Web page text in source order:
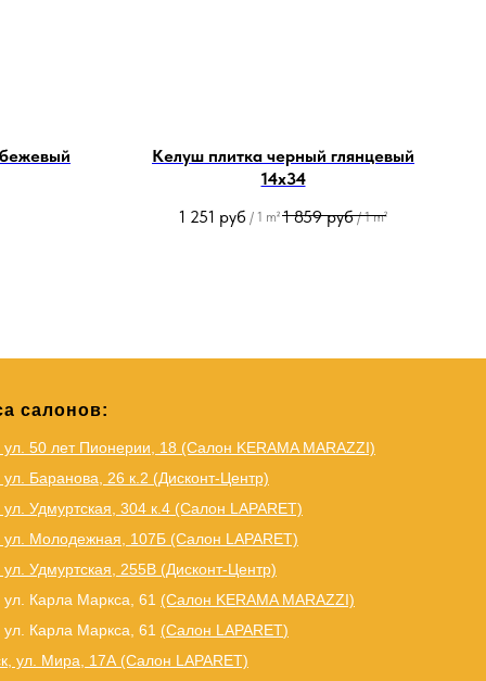
Келуш плитка черный глянцевый
14х34
1 251 руб / 1 m² 1 859 руб / 1 m²
салонов:
ул. 50 лет Пионерии, 18 (Салон KERAMA MARAZZI)
Баранова, 26 к.2 (Дисконт-Центр)
Удмуртская, 304 к.4 (Салон LAPARET)
ул. Молодежная, 107Б (Салон LAPARET)
Удмуртская, 255В (Дисконт-Центр)
ул. Карла Маркса, 61 (Салон KERAMA MARAZZI)
ул. Карла Маркса, 61 (Салон LAPARET)
ул. Мира, 17А (Салон LAPARET)